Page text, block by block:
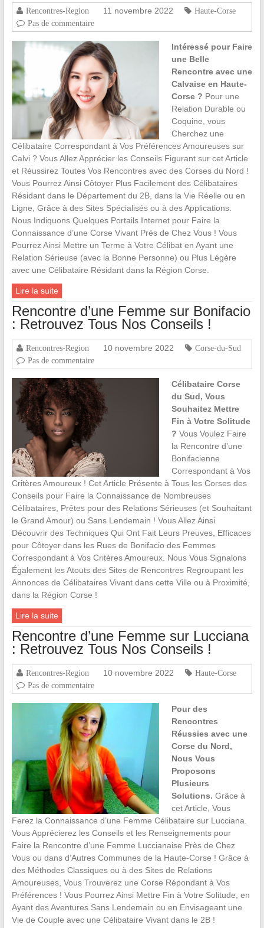
Rencontres-Region 11 novembre 2022
Haute-Corse
Pas de commentaire
Intéressé pour Faire
une Belle
Rencontre avec une
Calvaise en Haute-
Corse ? Pour une
Relation Durable ou
Coquine, vous
Cherchez une
Célibataire Correspondant à Vos Préférences Amoureuses sur
Calvi ? Vous Allez Apprécier les Conseils Figurant sur cet Article
et Réussirez Toutes Vos Rencontres avec des Corses du Nord !
Vous Pourrez Ainsi Côtoyer Plus Facilement des Célibataires
Résidant dans le Département du 2B, dans la Vie Réelle ou en
Ligne, Grâce à des Sites Spécialisés ou à des Applications.
Nous Indiquons Quelques Portails Internet pour Faire la
Connaissance d’une Corse Vivant Près de Chez Vous ! Vous
Pourrez Ainsi Mettre un Terme à Votre Célibat en Ayant une
Relation Sérieuse (avec la Bonne Personne) ou Plus Légère
avec une Célibataire Résidant dans la Région Corse.
Lire la suite
Rencontre d’une Femme sur Bonifacio
: Retrouvez Tous Nos Conseils !
Rencontres-Region 10 novembre 2022
Corse-du-Sud
Pas de commentaire
Célibataire Corse
du Sud, Vous
Souhaitez Mettre
Fin à Votre Solitude
? Vous Voulez Faire
la Rencontre d’une
Bonifacienne
Correspondant à Vos
Critères Amoureux ! Cet Article Présente à Tous les Corses des
Conseils pour Faire la Connaissance de Nombreuses
Célibataires, Prêtes pour des Relations Sérieuses (et Souhaitant
le Grand Amour) ou Sans Lendemain ! Vous Allez Ainsi
Découvrir des Techniques Qui Ont Fait Leurs Preuves, Efficaces
pour Côtoyer dans les Rues de Bonifacio des Femmes
Correspondant à Vos Critères Amoureux. Nous Vous Signalons
Également les Atouts des Sites de Rencontres Regroupant les
Annonces de Célibataires Vivant dans cette Ville ou à Proximité,
dans la Région Corse !
Lire la suite
Rencontre d’une Femme sur Lucciana
: Retrouvez Tous Nos Conseils !
Rencontres-Region 10 novembre 2022
Haute-Corse
Pas de commentaire
Pour des
Rencontres
Réussies avec une
Corse du Nord,
Nous Vous
Proposons
Plusieurs
Solutions. Grâce à
cet Article, Vous
Ferez la Connaissance d’une Femme Célibataire sur Lucciana.
Vous Apprécierez les Conseils et les Renseignements pour
Faire la Rencontre d’une Femme Luccianaise Près de Chez
Vous ou dans d’Autres Communes de la Haute-Corse ! Grâce à
des Méthodes Classiques ou à des Sites de Relations
Amoureuses, Vous Trouverez une Corse Répondant à Vos
Préférences ! Vous Pourrez Ainsi Mettre Fin à Votre Solitude, en
Ayant des Aventures Sans Lendemain ou en Envisageant une
Vie de Couple avec une Célibataire Vivant dans le 2B !